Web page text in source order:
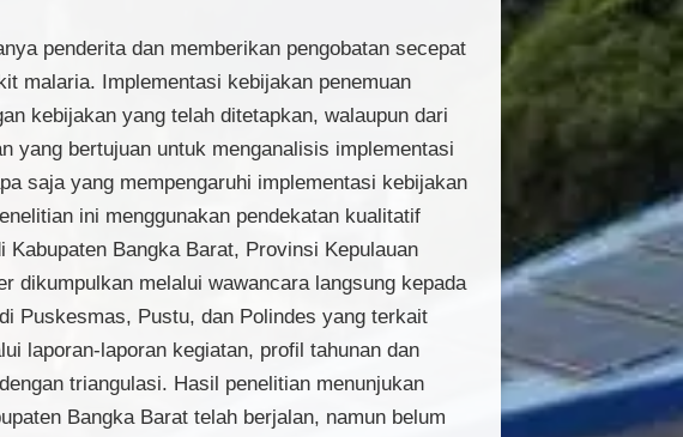
penderita dan memberikan pengobatan secepat
malaria. Implementasi kebijakan penemuan
kebijakan yang telah ditetapkan, walaupun dari
yang bertujuan untuk menganalisis implementasi
saja yang mempengaruhi implementasi kebijakan
ini menggunakan pendekatan kualitatif
Bangka Barat, Provinsi Kepulauan
dikumpulkan melalui wawancara langsung kepada
Puskesmas, Pustu, dan Polindes yang terkait
laporan-laporan kegiatan, profil tahunan dan
triangulasi. Hasil penelitian menunjukan
Bangka Barat telah berjalan, namun belum